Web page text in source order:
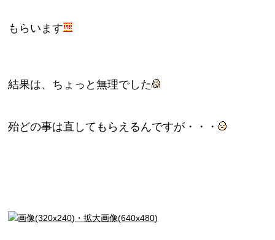
もらいます
結果は、ちょっと無理でした
殆どの事は直してもらえるんですが・・・